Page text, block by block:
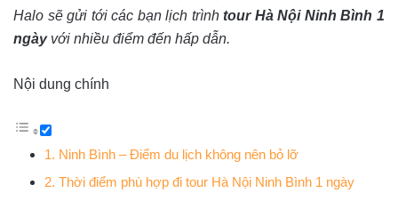
Halo sẽ gửi tới các bạn lịch trìnhtour Hà Nội Ninh Bình 1
ngàyvới nhiều điểm đến hấp dẫn.
Nội dung chính
1. Ninh Bình – Điểm du lịch không nên bỏ lỡ
2. Thời điểm phù hợp đi tour Hà Nội Ninh Bình 1 ngày